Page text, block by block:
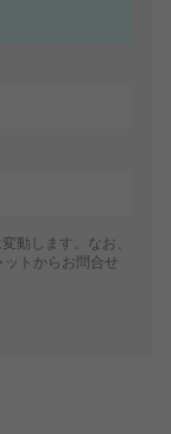
動します。なお、
トからお問合せ